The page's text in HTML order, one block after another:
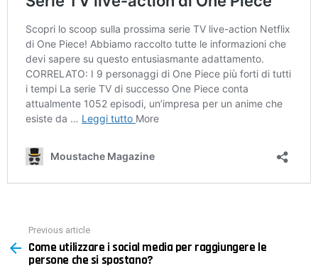
more
Previous article
Come utilizzare i social media per raggiungere le
persone che si spostano?